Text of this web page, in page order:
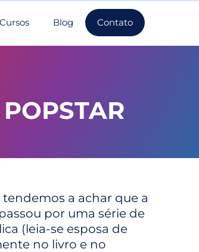
Cursos Blog Contato
a achar que a
por uma série de
(leia-se esposa de
no livro e no